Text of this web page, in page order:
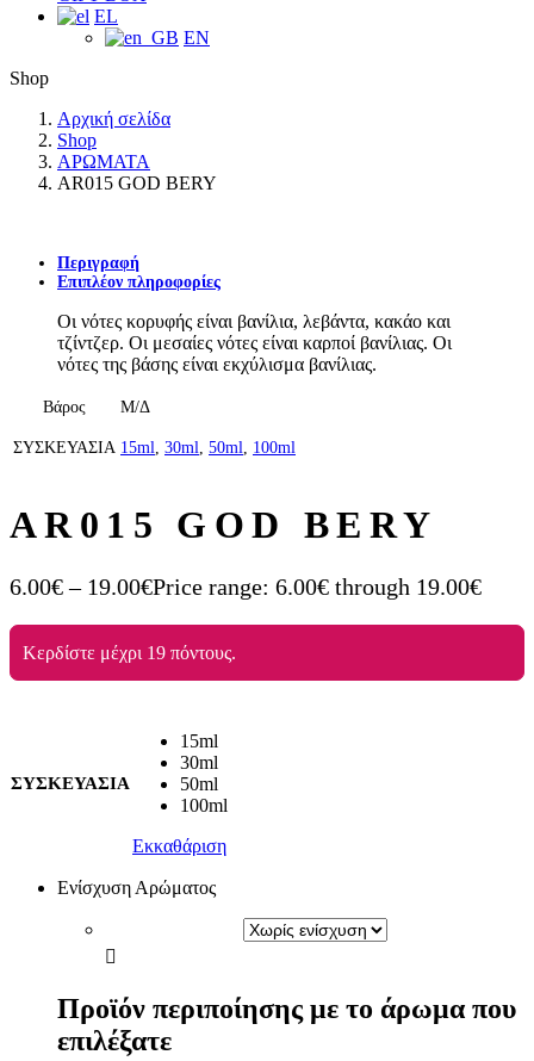
EL
EN
Shop
Αρχική σελίδα
Shop
ΑΡΩΜΑΤΑ
AR015 GOD BERY
Περιγραφή
Επιπλέον πληροφορίες
Οι νότες κορυφής είναι βανίλια, λεβάντα, κακάο και
τζίντζερ. Οι μεσαίες νότες είναι καρποί βανίλιας. Οι
νότες της βάσης είναι εκχύλισμα βανίλιας.
Βάρος Μ/Δ
ΣΥΣΚΕΥΑΣΙΑ 15ml, 30ml, 50ml, 100ml
AR015 GOD BERY
6.00€ – 19.00€Price range: 6.00€ through 19.00€
Κερδίστε μέχρι 19 πόντους.
ΣΥΣΚΕΥΑΣΙΑ
15ml
30ml
50ml
100ml
Εκκαθάριση
Ενίσχυση Αρώματος
Προϊόν περιποίησης με το άρωμα που
επιλέξατε